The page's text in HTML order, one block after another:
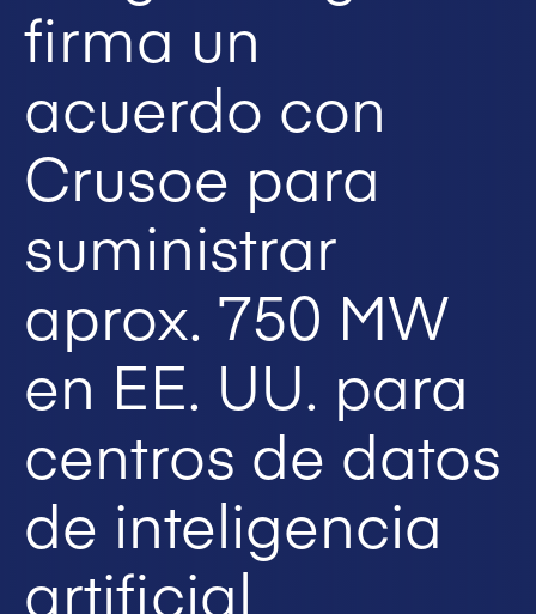
firma un
acuerdo con
Crusoe para
suministrar
aprox. 750 MW
en EE. UU. para
centros de datos
de inteligencia
artificial